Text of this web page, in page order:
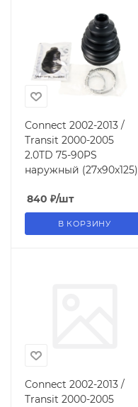
Connect 2002-2013 /
Transit 2000-2005
2.0TD 75-90PS
наружный (27x90x125)
840 ₽/шт
В КОРЗИНУ
Connect 2002-2013 /
Transit 2000-2005